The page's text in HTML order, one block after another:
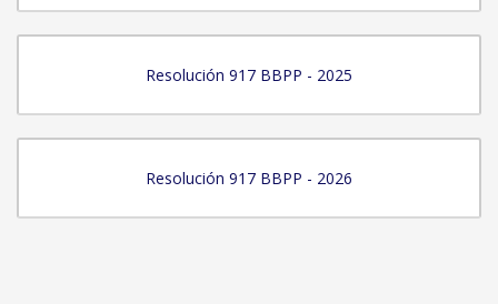
Resolución 917 BBPP - 2025
Resolución 917 BBPP - 2026